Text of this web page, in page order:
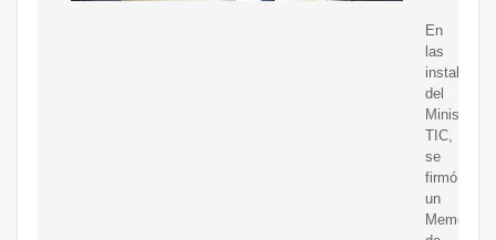
En
las
del
Ministerio
TIC,
se
firmó
un